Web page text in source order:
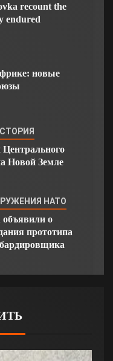
recount the
endured
новые
Центрального
Новой Земле
НАТО
о
прототипа